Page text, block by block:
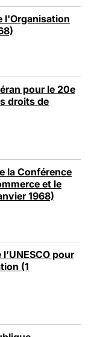
l'Organisation
pour le 20e
droits de
la Conférence
et le
1968)
pour
(1